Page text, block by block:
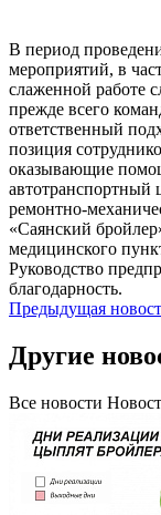
В период
мероприятий, в
слаженной работе
прежде всего
ответственный
позиция
оказывающие
автотранспортный
ремонтно-
«Саянский
медицинского
Руководство
благодарность.
Предыдущая
Другие
Все новости